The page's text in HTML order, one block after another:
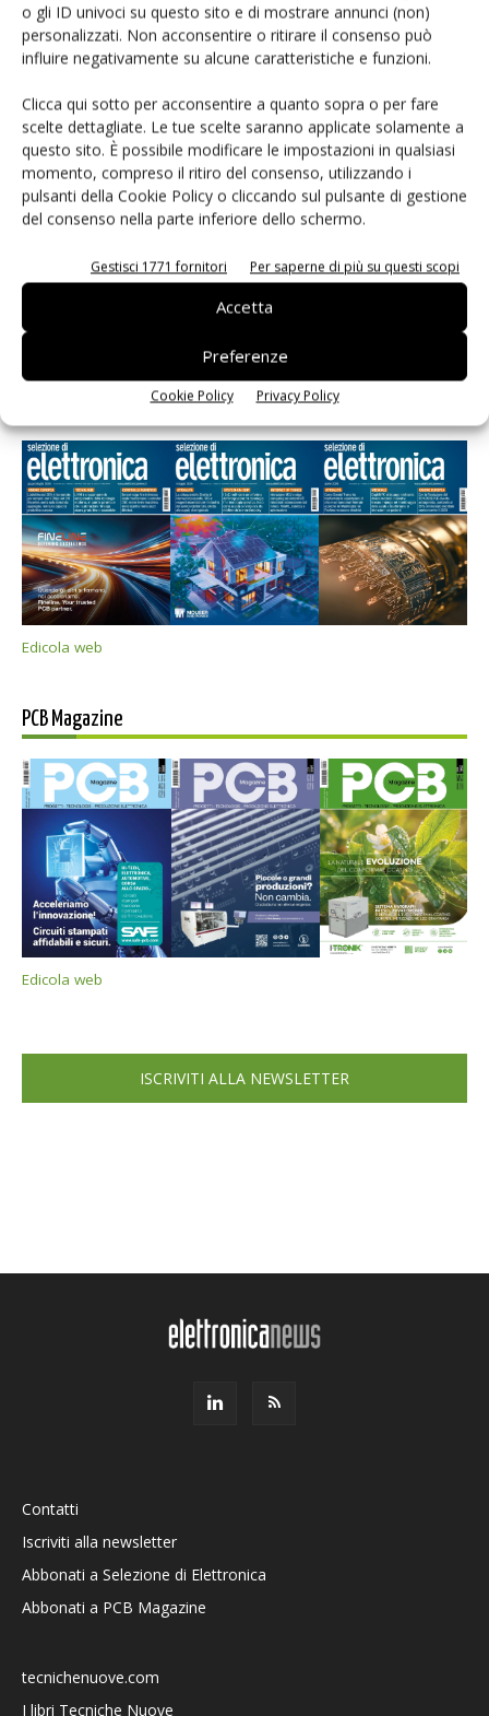
o gli ID univoci su questo sito e di mostrare annunci (non)
personalizzati. Non acconsentire o ritirare il consenso può
influire negativamente su alcune caratteristiche e funzioni.
Clicca qui sotto per acconsentire a quanto sopra o per fare
scelte dettagliate. Le tue scelte saranno applicate solamente a
questo sito. È possibile modificare le impostazioni in qualsiasi
momento, compreso il ritiro del consenso, utilizzando i
pulsanti della Cookie Policy o cliccando sul pulsante di gestione
del consenso nella parte inferiore dello schermo.
Gestisci 1771 fornitori Per saperne di più su questi scopi
Accetta
Preferenze
Cookie Policy Privacy Policy
Salva il mio nome, email e sito web in questo browser per i
prossimi commenti.
Selezione di elettronica
Edicola web
PCB Magazine
Edicola web
ISCRIVITI ALLA NEWSLETTER
Contatti
Iscriviti alla newsletter
Abbonati a Selezione di Elettronica
Abbonati a PCB Magazine
tecnichenuove.com
I libri Tecniche Nuove